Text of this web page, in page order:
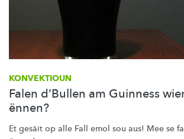
KONVEKTIOUN
Falen d’Bullen am Guinness
ënnen?
Et gesäit op alle Fall emol sou aus! Mee se